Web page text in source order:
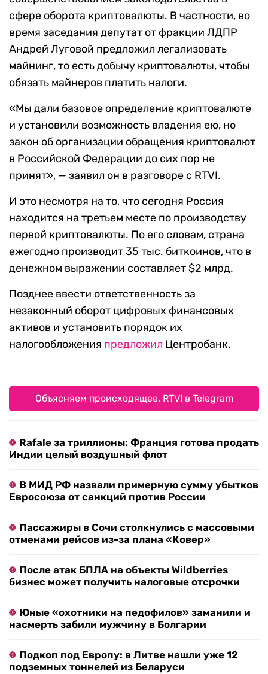
сфере оборота криптовалюты. В частности, во
время заседания депутат от фракции ЛДПР
Андрей Луговой предложил легализовать
майнинг, то есть добычу криптовалюты, чтобы
обязать майнеров платить налоги.
«Мы дали базовое определение криптовалюте
и установили возможность владения ею, но
закон об организации обращения криптовалют
в Российской Федерации до сих пор не
принят», — заявил он в разговоре с RTVI.
И это несмотря на то, что сегодня Россия
находится на третьем месте по производству
первой криптовалюты. По его словам, страна
ежегодно производит 35 тыс. биткоинов, что в
денежном выражении составляет $2 млрд.
Позднее ввести ответственность за
незаконный оборот цифровых финансовых
активов и установить порядок их
налогообложения предложил Центробанк.
Объясняем происходящее. RTVI в Telegram
Rafale за триллионы: Франция готова продать
Индии целый воздушный флот
В МИД РФ назвали примерную сумму убытков
Евросоюза от санкций против России
Пассажиры в Сочи столкнулись с массовыми
отменами рейсов из-за плана «Ковер»
После атак БПЛА на объекты Wildberries
бизнес может получить налоговые отсрочки
Юные «охотники на педофилов» заманили и
насмерть забили мужчину в Болгарии
Подкоп под Европу: в Литве нашли уже 12
подземных тоннелей из Беларуси